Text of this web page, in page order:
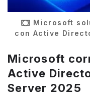
Microsoft
con Active
Microsoft
Active
Server 2025